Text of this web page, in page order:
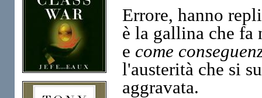
Errore, hanno
è la gallina che fa
e come
l'austerità che si
aggravata.